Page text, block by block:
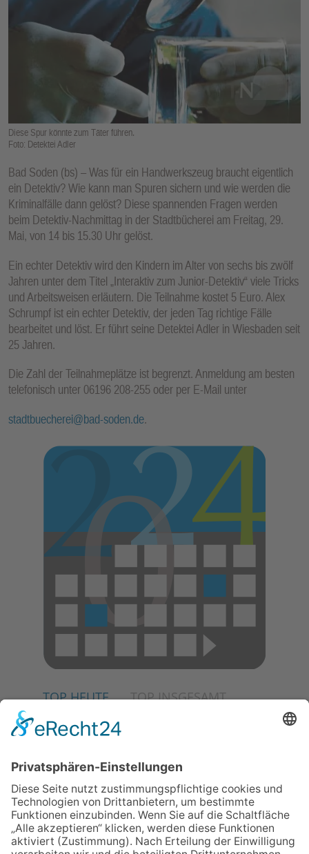
Diese Spur könnte zum Täter führen.
Foto: Detektei Adler
Bad Soden (bs) – Was für ein Handwerkszeug braucht eigentlich
ein Detektiv? Wie kann man Spuren sichern und wie werden die
Kriminalfälle dann gelöst? Diese spannenden Fragen werden
beim Detektiv-Nachmittag in der Stadtbücherei am Freitag, 29.
Mai, von 14 bis 15.30 Uhr gelöst.
Ein echter Detektiv wird den Kindern im Alter von sechs bis zwölf
Jahren unter dem Titel „Interaktiv zum Junior-Detektiv“ viele Tricks
und Arbeitsweisen erläutern. Die Teilnahme kostet 5 Euro. Alex
Schrumpf ist ein echter Detektiv, der jeden Tag richtige Fälle
bearbeitet und löst. Er führt seine Detektei Adler in Wiesbaden seit
25 Jahren.
Die Zahl der Teilnahmeplätze ist begrenzt. Anmeldung am besten
telefonisch unter 06196 208-255 oder per E-Mail unter
stadtbuecherei@bad-soden.de.
TOP HEUTE TOP INSGESAMT
02.07.2026
04.06.2026
Junge Musiker erringen Sieg
beim Mendelssohn-
Wettbewerb
23.07.2026
Partnerschaftsverein
Kronberg-Aberystwyth feiert
30-Jähriges